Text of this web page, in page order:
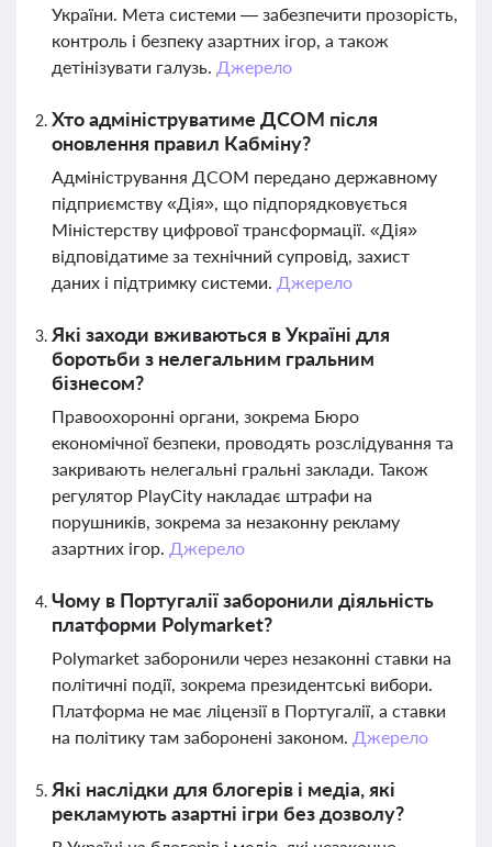
України. Мета системи — забезпечити прозорість,
контроль і безпеку азартних ігор, а також
детінізувати галузь. Джерело
Хто адмініструватиме ДСОМ після
оновлення правил Кабміну?
Адміністрування ДСОМ передано державному
підприємству «Дія», що підпорядковується
Міністерству цифрової трансформації. «Дія»
відповідатиме за технічний супровід, захист
даних і підтримку системи. Джерело
Які заходи вживаються в Україні для
боротьби з нелегальним гральним
бізнесом?
Правоохоронні органи, зокрема Бюро
економічної безпеки, проводять розслідування та
закривають нелегальні гральні заклади. Також
регулятор PlayCity накладає штрафи на
порушників, зокрема за незаконну рекламу
азартних ігор. Джерело
Чому в Португалії заборонили діяльність
платформи Polymarket?
Polymarket заборонили через незаконні ставки на
політичні події, зокрема президентські вибори.
Платформа не має ліцензії в Португалії, а ставки
на політику там заборонені законом. Джерело
Які наслідки для блогерів і медіа, які
рекламують азартні ігри без дозволу?